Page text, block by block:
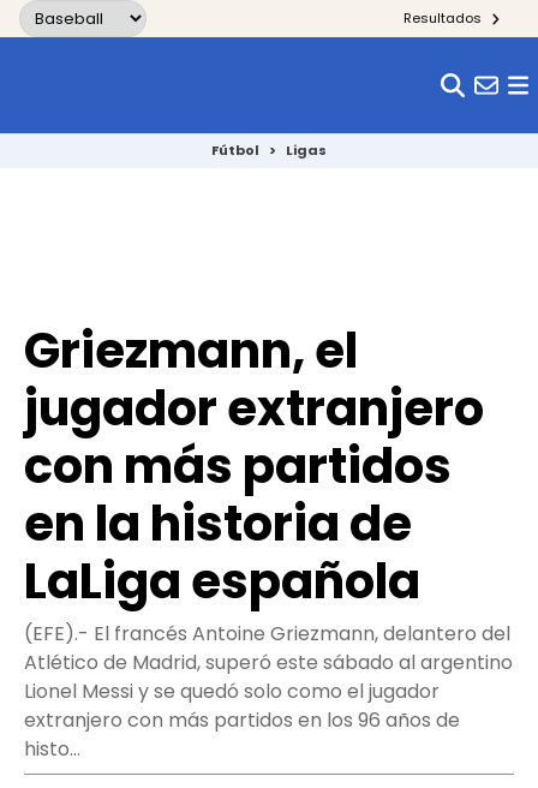
Skip to content Resultados
Fútbol > Ligas
Griezmann, el
jugador extranjero
con más partidos
en la historia de
LaLiga española
(EFE).- El francés Antoine Griezmann, delantero del
Atlético de Madrid, superó este sábado al argentino
Lionel Messi y se quedó solo como el jugador
extranjero con más partidos en los 96 años de
histo…